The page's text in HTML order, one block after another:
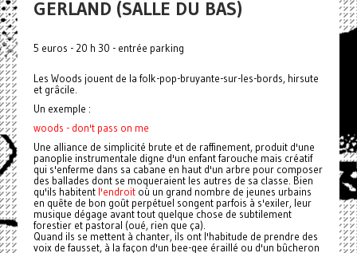
GERLAND (SALLE DU BAS)
5 euros - 20 h 30 - entrée parking
Les Woods jouent de la folk-pop-bruyante-sur-les-bords, hirsute
et grâcile.
Un exemple :
woods - don't pass on me
Une alliance de simplicité brute et de raffinement, produit d'une
panoplie instrumentale digne d'un enfant farouche mais créatif
qui s'enferme dans sa cabane en haut d'un arbre pour composer
des ballades dont se moqueraient les autres de sa classe. Bien
qu'ils habitent l'endroitoù un grand nombre de jeunes urbains
en quête de bon goût perpétuel songent parfois à s'exiler, leur
musique dégage avant tout quelque chose de subtilement
forestier et pastoral (oué, rien que ça).
Quand ils se mettent à chanter, ils ont l'habitude de prendre des
voix de fausset, à la façon d'un bee-gee éraillé ou d'un bûcheron